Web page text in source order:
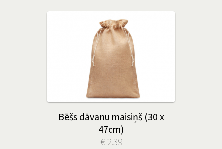
Bēšs dāvanu maisiņš (30 x
47cm)
€ 2.39